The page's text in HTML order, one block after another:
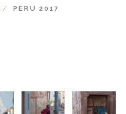
PERU 2017